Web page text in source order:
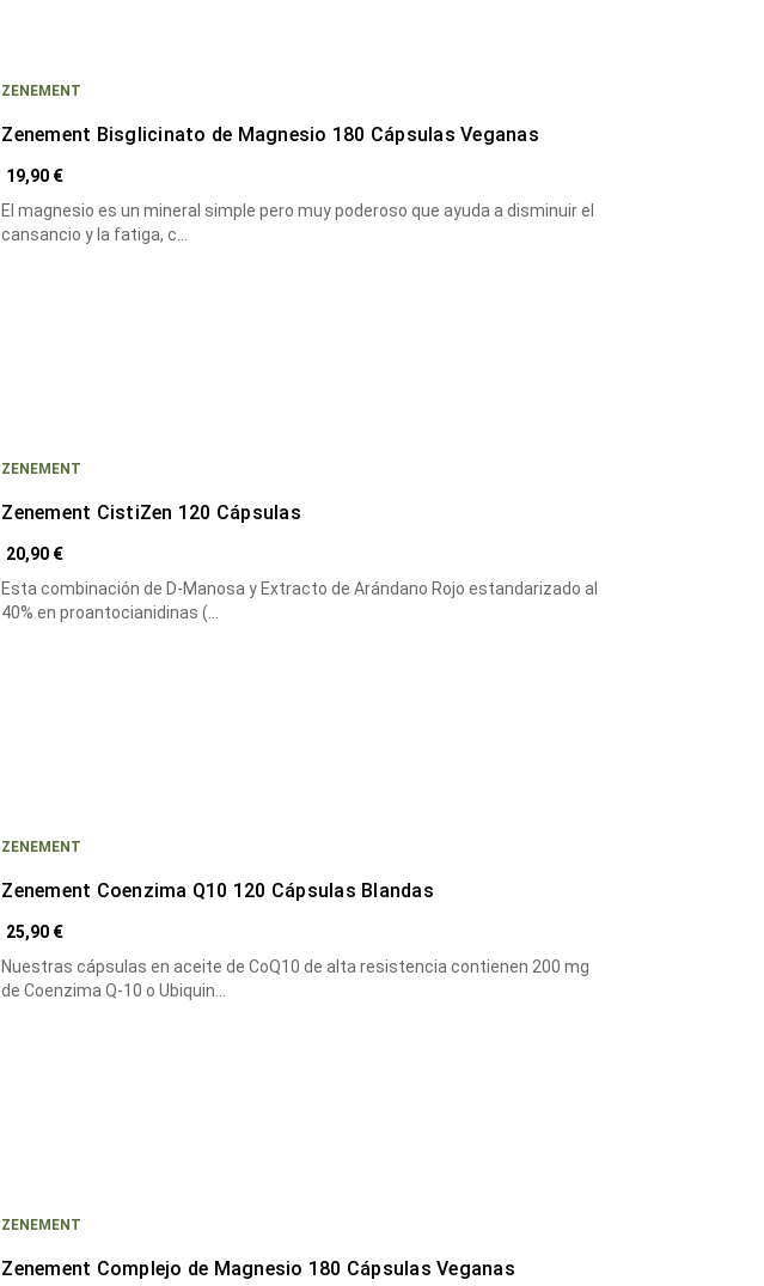
ZENEMENT
Zenement Bisglicinato de Magnesio 180 Cápsulas Veganas
19,90 €
El magnesio es un mineral simple pero muy poderoso que ayuda a disminuir el
cansancio y la fatiga, c…
ZENEMENT
Zenement CistiZen 120 Cápsulas
20,90 €
Esta combinación de D-Manosa y Extracto de Arándano Rojo estandarizado al
40% en proantocianidinas (…
ZENEMENT
Zenement Coenzima Q10 120 Cápsulas Blandas
25,90 €
Nuestras cápsulas en aceite de CoQ10 de alta resistencia contienen 200 mg
de Coenzima Q-10 o Ubiquin…
ZENEMENT
Zenement Complejo de Magnesio 180 Cápsulas Veganas